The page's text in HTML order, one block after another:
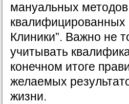
мануальных
квалифицированных
Клиники”. Важно не
учитывать
конечном итоге
желаемых
жизни.